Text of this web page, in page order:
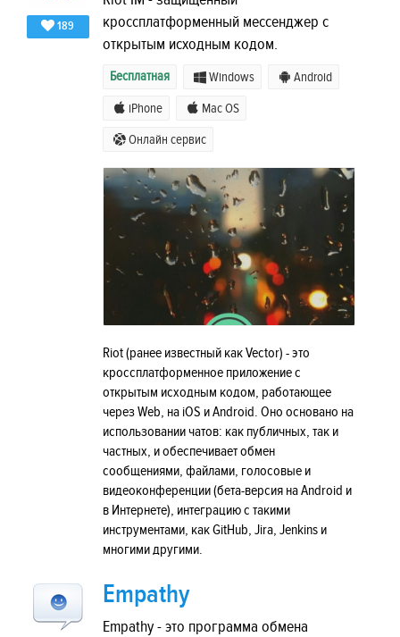
189
кроссплатформенный мессенджер с
открытым исходным кодом.
Бесплатная Windows Android
iPhone Mac OS
Онлайн сервис
Riot (ранее известный как Vector) - это
кроссплатформенное приложение с
открытым исходным кодом, работающее
через Web, на iOS и Android. Оно основано на
использовании чатов: как публичных, так и
частных, и обеспечивает обмен
сообщениями, файлами, голосовые и
видеоконференции (бета-версия на Android и
в Интернете), интеграцию с такими
инструментами, как GitHub, Jira, Jenkins и
многими другими.
Empathy
Empathy - это программа обмена